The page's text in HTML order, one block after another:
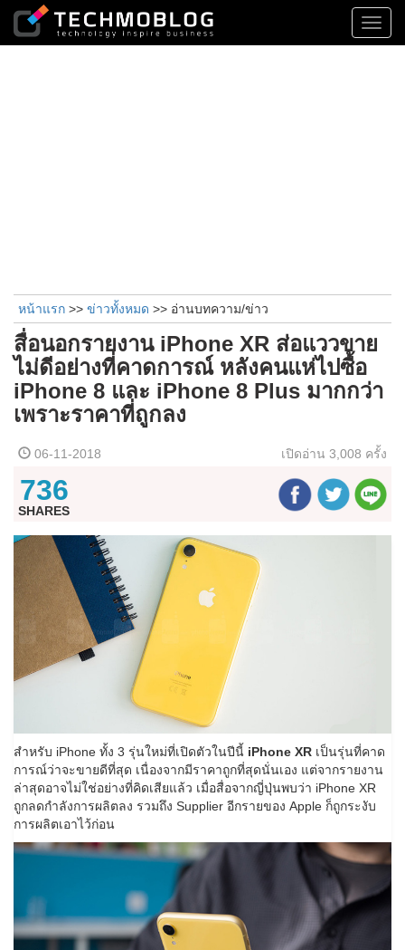
หน้าแรก >> ข่าวทั้งหมด >> อ่านบทความ/ข่าว
สื่อนอกรายงาน iPhone XR ส่อแววขาย
ไม่ดีอย่างที่คาดการณ์ หลังคนแห่ไปซื้อ
iPhone 8 และ iPhone 8 Plus มากกว่า
เพราะราคาที่ถูกลง
06-11-2018 เปิดอ่าน 3,008 ครั้ง
736
SHARES
สำหรับ iPhone ทั้ง 3 รุ่นใหม่ที่เปิดตัวในปีนี้ iPhone XR เป็นรุ่นที่คาด
การณ์ว่าจะขายดีที่สุด เนื่องจากมีราคาถูกที่สุดนั่นเอง แต่จากรายงาน
ล่าสุดอาจไม่ใช่อย่างที่คิดเสียแล้ว เมื่อสื่อจากญี่ปุ่นพบว่า iPhone XR
ถูกลดกำลังการผลิตลง รวมถึง Supplier อีกรายของ Apple ก็ถูกระงับ
การผลิตเอาไว้ก่อน